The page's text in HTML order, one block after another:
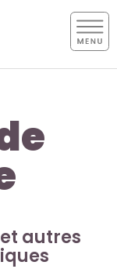
autres